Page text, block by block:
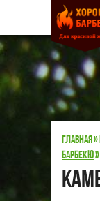
Главная»
барбекю»